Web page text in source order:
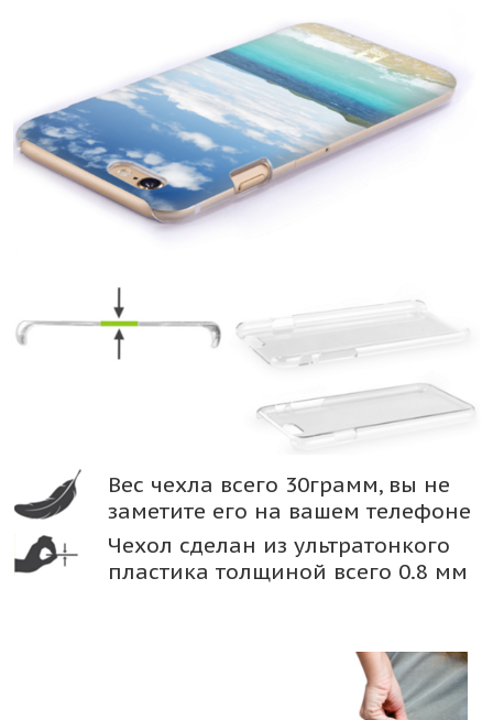
Вес чехла всего 30грамм, вы не
заметите его на вашем телефоне
Чехол сделан из ультратонкого
пластика толщиной всего 0.8 мм